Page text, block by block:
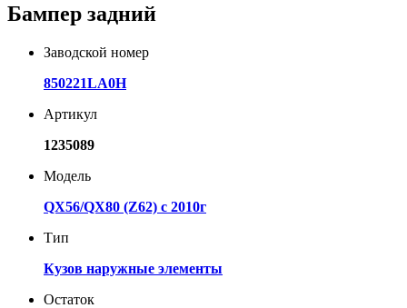
Бампер задний
Заводской номер
850221LA0H
Артикул
1235089
Модель
QX56/QX80 (Z62) с 2010г
Тип
Кузов наружные элементы
Остаток